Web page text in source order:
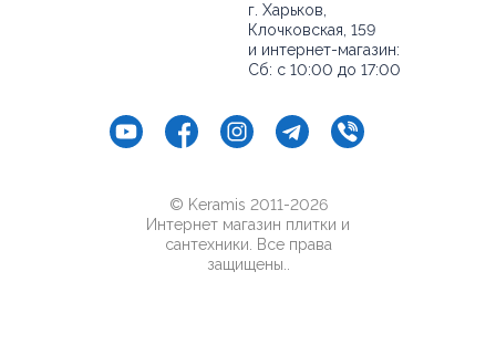
г. Харьков,
Клочковская, 159
и интернет-магазин:
Сб: с 10:00 до 17:00
© Keramis 2011-2026
Интернет магазин плитки и
сантехники. Все права
защищены..